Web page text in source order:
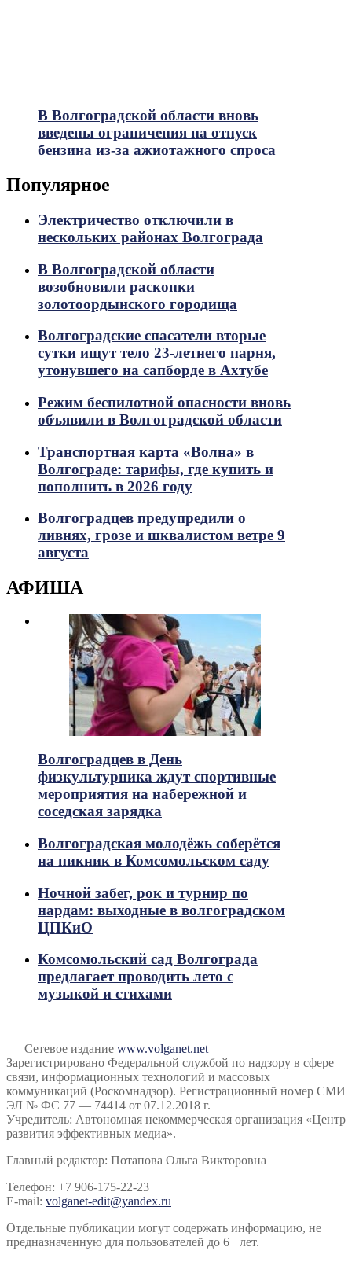
В Волгоградской области вновь
введены ограничения на отпуск
бензина из-за ажиотажного спроса
Популярное
Электричество отключили в
нескольких районах Волгограда
В Волгоградской области
возобновили раскопки
золотоордынского городища
Волгоградские спасатели вторые
сутки ищут тело 23-летнего парня,
утонувшего на сапборде в Ахтубе
Режим беспилотной опасности вновь
объявили в Волгоградской области
Транспортная карта «Волна» в
Волгограде: тарифы, где купить и
пополнить в 2026 году
Волгоградцев предупредили о
ливнях, грозе и шквалистом ветре 9
августа
АФИША
Волгоградцев в День
физкультурника ждут спортивные
мероприятия на набережной и
соседская зарядка
Волгоградская молодёжь соберётся
на пикник в Комсомольском саду
Ночной забег, рок и турнир по
нардам: выходные в волгоградском
ЦПКиО
Комсомольский сад Волгограда
предлагает проводить лето с
музыкой и стихами
Сетевое издание www.volganet.net
Зарегистрировано Федеральной службой по надзору в сфере
связи, информационных технологий и массовых
коммуникаций (Роскомнадзор). Регистрационный номер СМИ
ЭЛ № ФС 77 — 74414 от 07.12.2018 г.
Учредитель: Автономная некоммерческая организация «Центр
развития эффективных медиа».
Главный редактор: Потапова Ольга Викторовна
Телефон: +7 906-175-22-23
E-mail: volganet-edit@yandex.ru
Отдельные публикации могут содержать информацию, не
предназначенную для пользователей до 6+ лет.